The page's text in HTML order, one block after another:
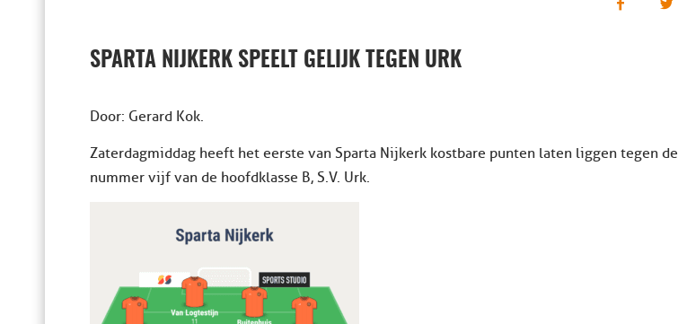
SPARTA NIJKERK SPEELT GELIJK TEGEN URK
Door: Gerard Kok.
Zaterdagmiddag heeft het eerste van Sparta Nijkerk kostbare punten laten liggen tegen de
nummer vijf van de hoofdklasse B, S.V. Urk.